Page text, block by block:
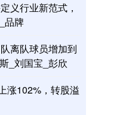
义行业新范式，
品牌
离队球员增加到
_刘国宝_彭欣
涨102%，转股溢